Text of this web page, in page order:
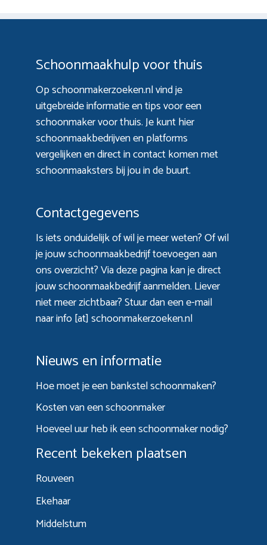
Schoonmaakhulp voor thuis
Op schoonmakerzoeken.nl vind je
uitgebreide informatie en tips voor een
schoonmaker voor thuis. Je kunt hier
schoonmaakbedrijven en platforms
vergelijken en direct in contact komen met
schoonmaaksters bij jou in de buurt.
Contactgegevens
Is iets onduidelijk of wil je meer weten? Of wil
je jouw schoonmaakbedrijf toevoegen aan
ons overzicht? Viadeze paginakan je direct
jouw schoonmaakbedrijf aanmelden. Liever
niet meer zichtbaar? Stuur dan een e-mail
naar info [at] schoonmakerzoeken.nl
Nieuws en informatie
Hoe moet je een bankstel schoonmaken?
Kosten van een schoonmaker
Hoeveel uur heb ik een schoonmaker nodig?
Recent bekeken plaatsen
Rouveen
Ekehaar
Middelstum